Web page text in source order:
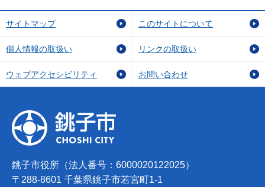
サイトマップ このサイトについて
個人情報の取扱い リンクの取扱い
ウェブアクセシビリティ お問い合わせ
銚子市役所（法人番号：6000020122025）
〒288-8601 千葉県銚子市若宮町1-1